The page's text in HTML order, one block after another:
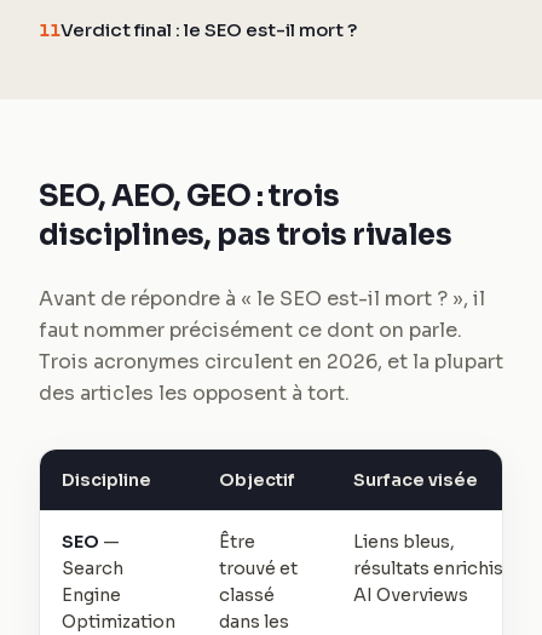
11Verdict final : le SEO est-il mort ?
SEO, AEO, GEO : trois
disciplines, pas trois rivales
Avant de répondre à « le SEO est-il mort ? », il
faut nommer précisément ce dont on parle.
Trois acronymes circulent en 2026, et la plupart
des articles les opposent à tort.
Discipline Objectif Surface visée
SEO —
Search
Engine
Optimization
Être
trouvé et
classé
dans les
Liens bleus,
résultats enrichis,
AI Overviews